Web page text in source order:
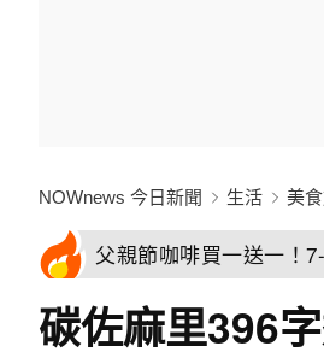
NOWnews 今日新聞 生活 美
父親節咖啡買一送一！
碳佐麻里396